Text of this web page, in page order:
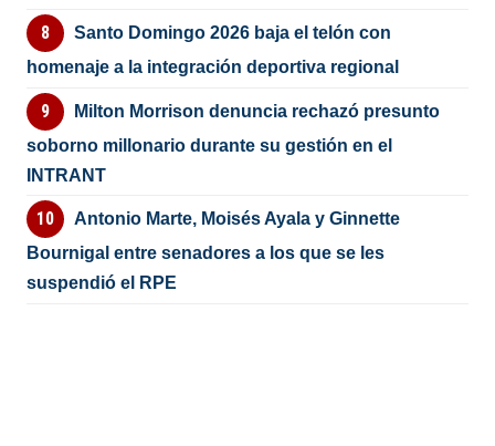
Santo Domingo 2026 baja el telón con
homenaje a la integración deportiva regional
Milton Morrison denuncia rechazó presunto
soborno millonario durante su gestión en el
INTRANT
Antonio Marte, Moisés Ayala y Ginnette
Bournigal entre senadores a los que se les
suspendió el RPE